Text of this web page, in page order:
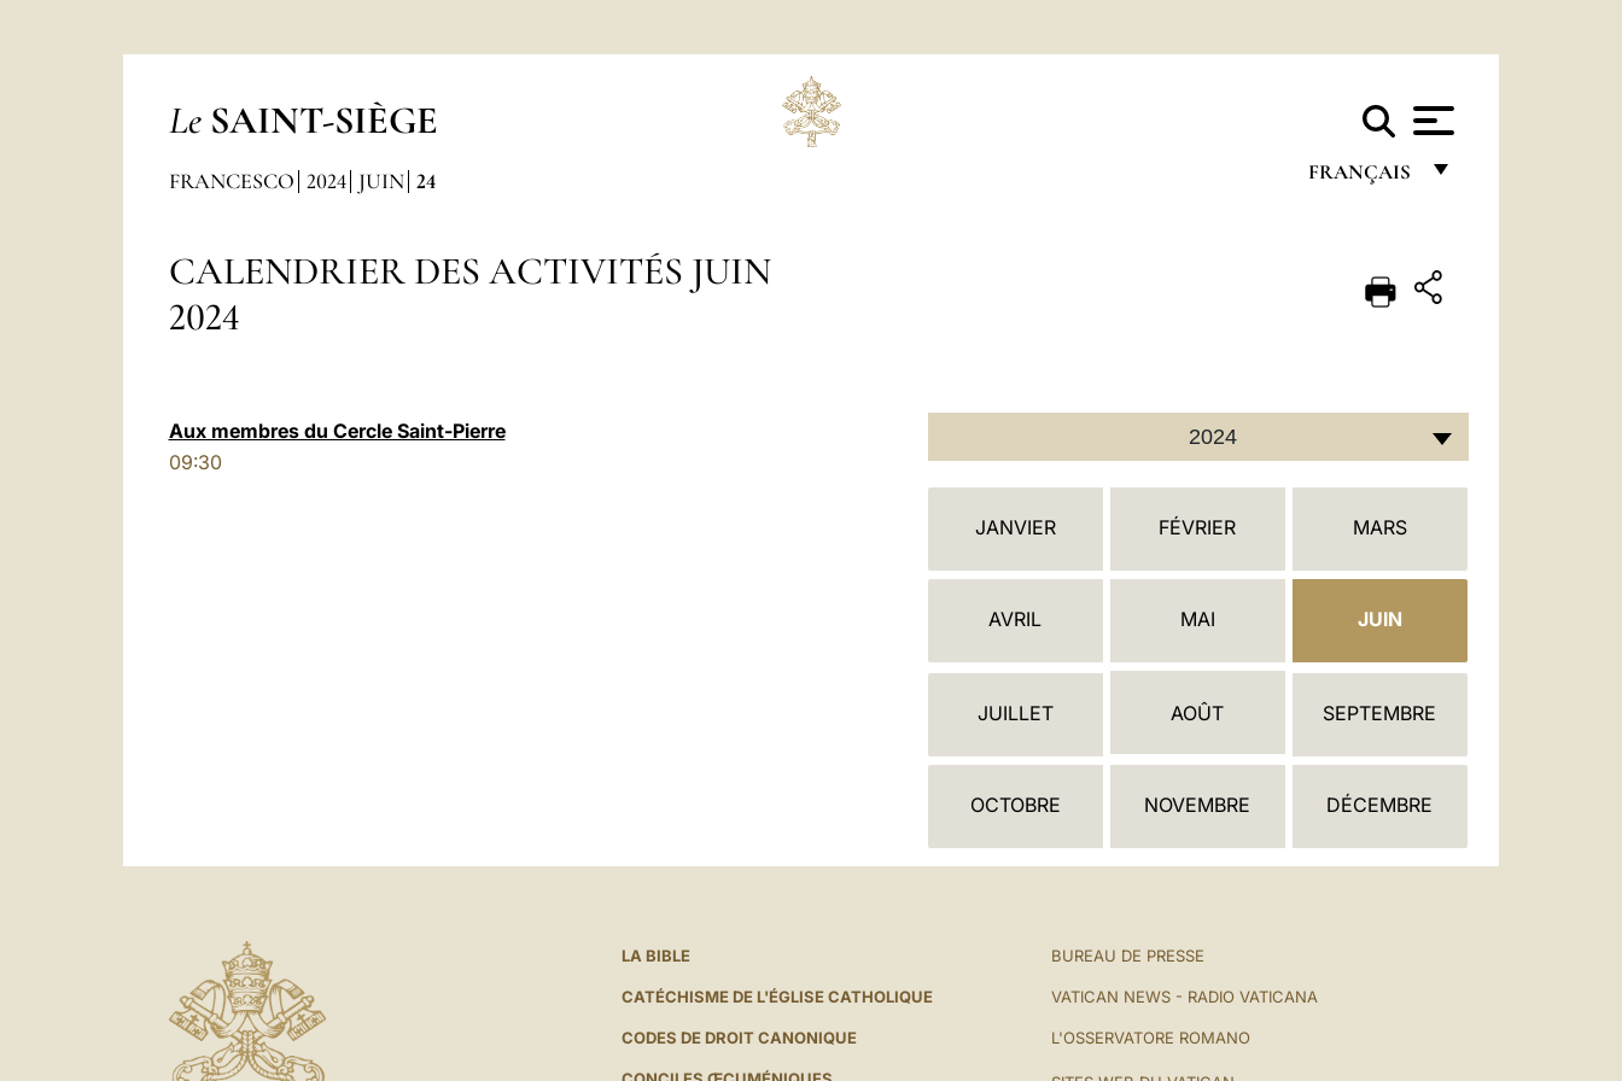
Le SAINT-SIÈGE
FRANÇAIS
ITALIANO
ESPAÑOL
FRANCESCO 2024 JUIN 24
CALENDRIER DES ACTIVITÉS JUIN
2024
Aux membres du Cercle Saint-Pierre
09:30
2024
N
R
E
JANVIER FÉVRIER MARS
AVRIL MAI JUIN
JUILLET AOÛT SEPTEMBRE
OCTOBRE NOVEMBRE DÉCEMBRE
LA BIBLE
CATÉCHISME DE L'ÉGLISE CATHOLIQUE
CODES DE DROIT CANONIQUE
BUREAU DE PRESSE
VATICAN NEWS - RADIO VATICANA
L'OSSERVATORE ROMANO